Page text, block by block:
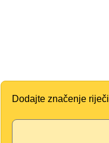
Dodajte značenje riječi